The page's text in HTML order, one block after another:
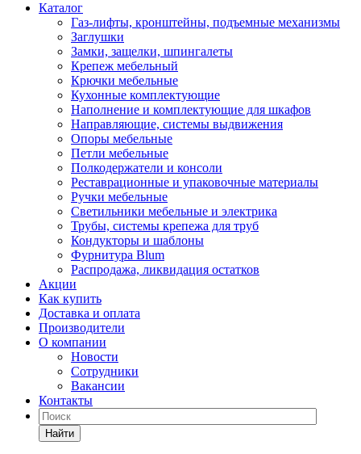
Каталог
Газ-лифты, кронштейны, подъемные механизмы
Заглушки
Замки, защелки, шпингалеты
Крепеж мебельный
Крючки мебельные
Кухонные комплектующие
Наполнение и комплектующие для шкафов
Направляющие, системы выдвижения
Опоры мебельные
Петли мебельные
Полкодержатели и консоли
Реставрационные и упаковочные материалы
Ручки мебельные
Светильники мебельные и электрика
Трубы, системы крепежа для труб
Кондукторы и шаблоны
Фурнитура Blum
Распродажа, ликвидация остатков
Акции
Как купить
Доставка и оплата
Производители
О компании
Новости
Сотрудники
Вакансии
Контакты
Найти